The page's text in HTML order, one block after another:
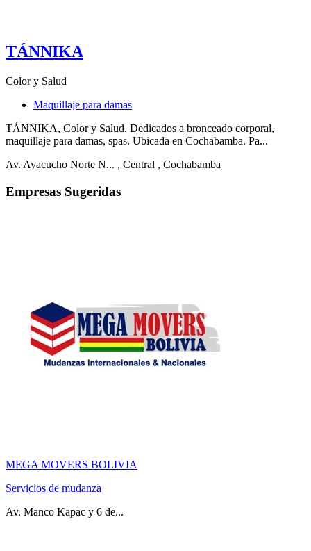
TÁNNIKA
Color y Salud
Maquillaje para damas
TÁNNIKA, Color y Salud. Dedicados a bronceado corporal,
maquillaje para damas, spas. Ubicada en Cochabamba. Pa...
Av. Ayacucho Norte N... , Central , Cochabamba
Empresas Sugeridas
MEGA MOVERS BOLIVIA
Servicios de mudanza
Av. Manco Kapac y 6 de...